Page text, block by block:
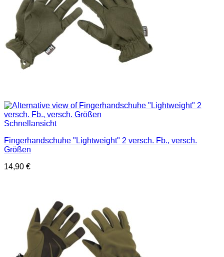
Schnellansicht
Fingerhandschuhe "Lightweight" 2 versch. Fb., versch.
Größen
14,90 €